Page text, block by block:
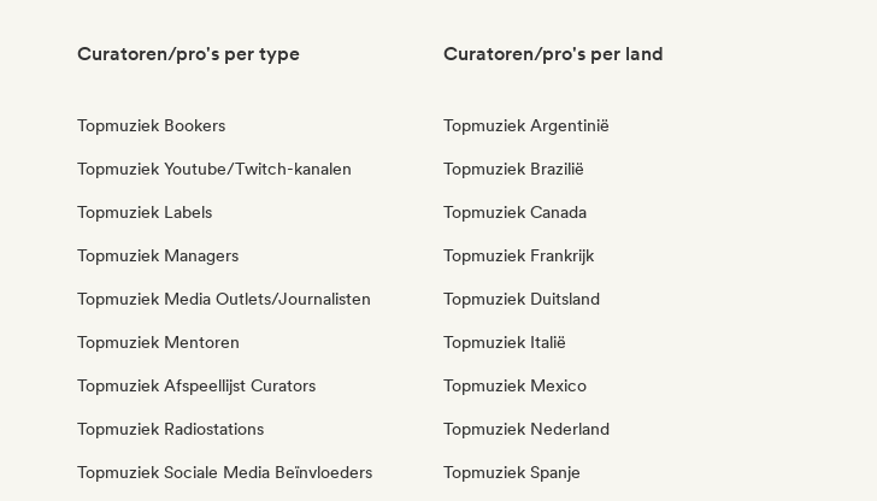
Curatoren/pro's per type
Topmuziek Bookers
Topmuziek Youtube/Twitch-kanalen
Topmuziek Labels
Topmuziek Managers
Topmuziek Media Outlets/Journalisten
Topmuziek Mentoren
Topmuziek Afspeellijst Curators
Topmuziek Radiostations
Topmuziek Sociale Media Beïnvloeders
Curatoren/pro's per land
Topmuziek Argentinië
Topmuziek Brazilië
Topmuziek Canada
Topmuziek Frankrijk
Topmuziek Duitsland
Topmuziek Italië
Topmuziek Mexico
Topmuziek Nederland
Topmuziek Spanje